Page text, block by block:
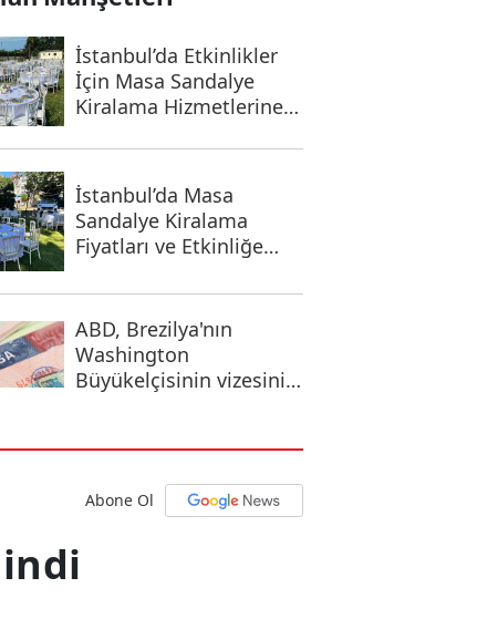
İstanbul’da Etkinlikler
İçin Masa Sandalye
Kiralama Hizmetlerine
İstanbul’da Masa
Sandalye Kiralama
Fiyatları ve Etkinliğe
ABD, Brezilya'nın
Washington
Büyükelçisinin vizesini
Abone Ol